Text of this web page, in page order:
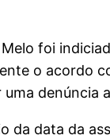
foi
o acordo
denúncia
da data da